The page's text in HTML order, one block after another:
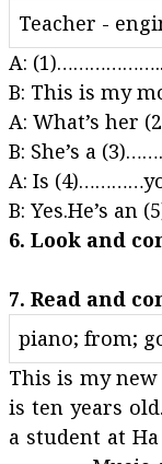
Teacher -
A:
B: This is my
A: What’s her
B: She’s a
A: Is
B: Yes.He’s an
6. Look and
7. Read and
piano; from;
This is my
is ten years
a student at